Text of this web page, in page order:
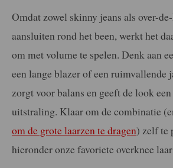
Omdat zowel skinny jeans als over-
aansluiten rond het been, werkt het
om met volume te spelen. Denk aan
een lange blazer of een ruimvallende
zorgt voor balans en geeft de look
uitstraling. Klaar om de combinatie
om de grote laarzen te dragen) zelf te
hieronder onze favoriete overknee